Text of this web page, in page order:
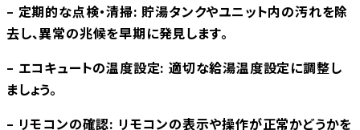
– 定期的な点検・清掃: 貯湯タンクやユニット内の汚れを除
去し、異常の兆候を早期に発見します。
– エコキュートの温度設定: 適切な給湯温度設定に調整し
ましょう。
– リモコンの確認: リモコンの表示や操作が正常かどうかを